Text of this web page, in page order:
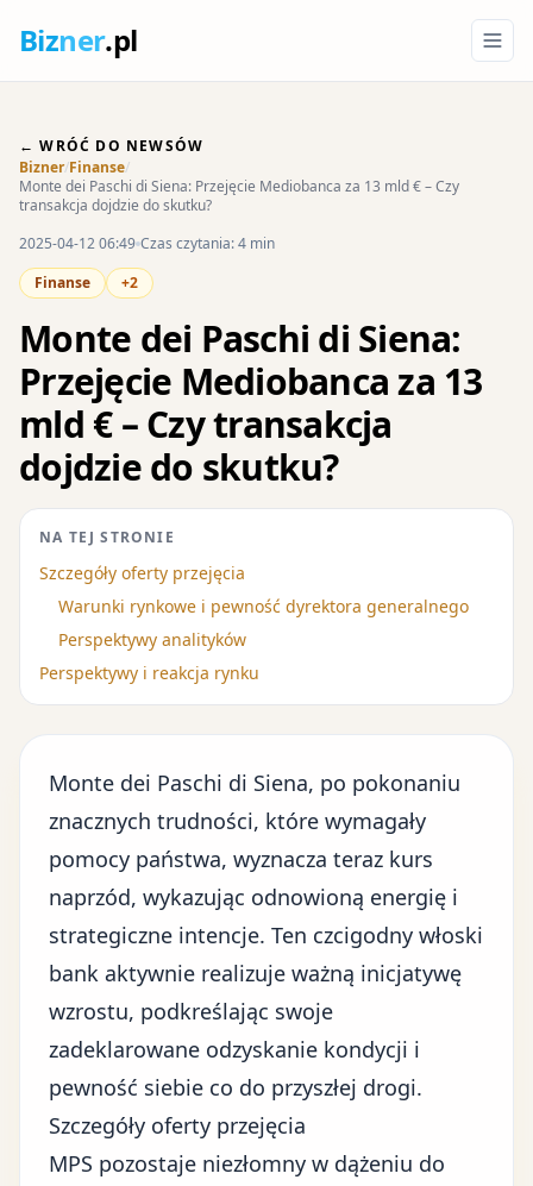
Bizner.pl
← WRÓĆ DO NEWSÓW
Bizner/Finanse/
Monte dei Paschi di Siena: Przejęcie Mediobanca za 13 mld € – Czy
transakcja dojdzie do skutku?
2025-04-12 06:49 Czas czytania: 4 min
Finanse
+2
Monte dei Paschi di Siena:
Przejęcie Mediobanca za 13
mld € – Czy transakcja
dojdzie do skutku?
NA TEJ STRONIE
Szczegóły oferty przejęcia
Warunki rynkowe i pewność dyrektora generalnego
Perspektywy analityków
Perspektywy i reakcja rynku
Monte dei Paschi di Siena, po pokonaniu
znacznych trudności, które wymagały
pomocy państwa, wyznacza teraz kurs
naprzód, wykazując odnowioną energię i
strategiczne intencje. Ten czcigodny włoski
bank aktywnie realizuje ważną inicjatywę
wzrostu, podkreślając swoje
zadeklarowane odzyskanie kondycji i
pewność siebie co do przyszłej drogi.
Szczegóły oferty przejęcia
MPS pozostaje niezłomny w dążeniu do